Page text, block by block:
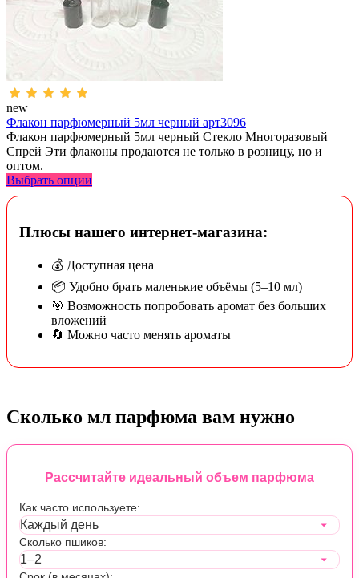
new
Флакон парфюмерный 5мл черный арт3096
Флакон парфюмерный 5мл черный Стекло Многоразовый
Спрей Эти флаконы продаются не только в розницу, но и
оптом.
Выбрать опции
Плюсы нашего интернет-магазина:
💰 Доступная цена
📦 Удобно брать маленькие объёмы (5–10 мл)
🎯 Возможность попробовать аромат без больших
вложений
🔄 Можно часто менять ароматы
Сколько мл парфюма вам нужно
Рассчитайте идеальный объем парфюма
Как часто используете:
Сколько пшиков: